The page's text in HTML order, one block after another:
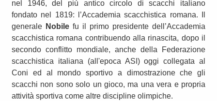
nel 1946, del più antico circolo di scacchi italiano
fondato nel 1819: l’Accademia scacchistica romana. Il
generale Nobile fu il primo presidente dell’Accademia
scacchistica romana contribuendo alla rinascita, dopo il
secondo conflitto mondiale, anche della Federazione
scacchistica italiana (all'epoca ASI) oggi collegata al
Coni ed al mondo sportivo a dimostrazione che gli
scacchi non sono solo un gioco, ma una vera e propria
attività sportiva come altre discipline olimpiche.